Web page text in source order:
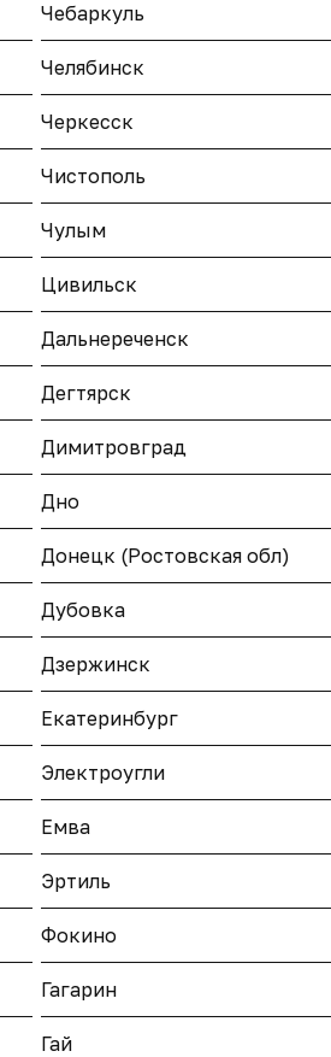
Чебаркуль
Челябинск
Черкесск
Чистополь
Чулым
Цивильск
Дальнереченск
Дегтярск
Димитровград
Дно
Донецк (Ростовская обл)
Дубовка
Дзержинск
Екатеринбург
Электроугли
Емва
Эртиль
Фокино
Гагарин
Гай